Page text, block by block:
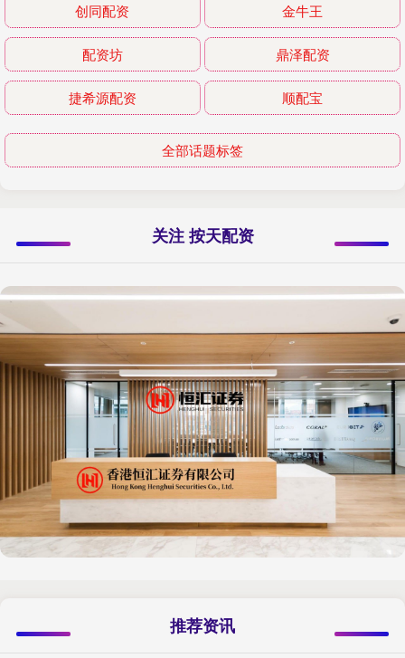
创同配资 金牛王
配资坊 鼎泽配资
捷希源配资 顺配宝
全部话题标签
关注 按天配资
推荐资讯